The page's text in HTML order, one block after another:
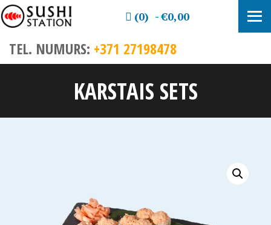
TEL. NUMURS: +371 27198478
(0) €0,00
KARSTAIS SETS